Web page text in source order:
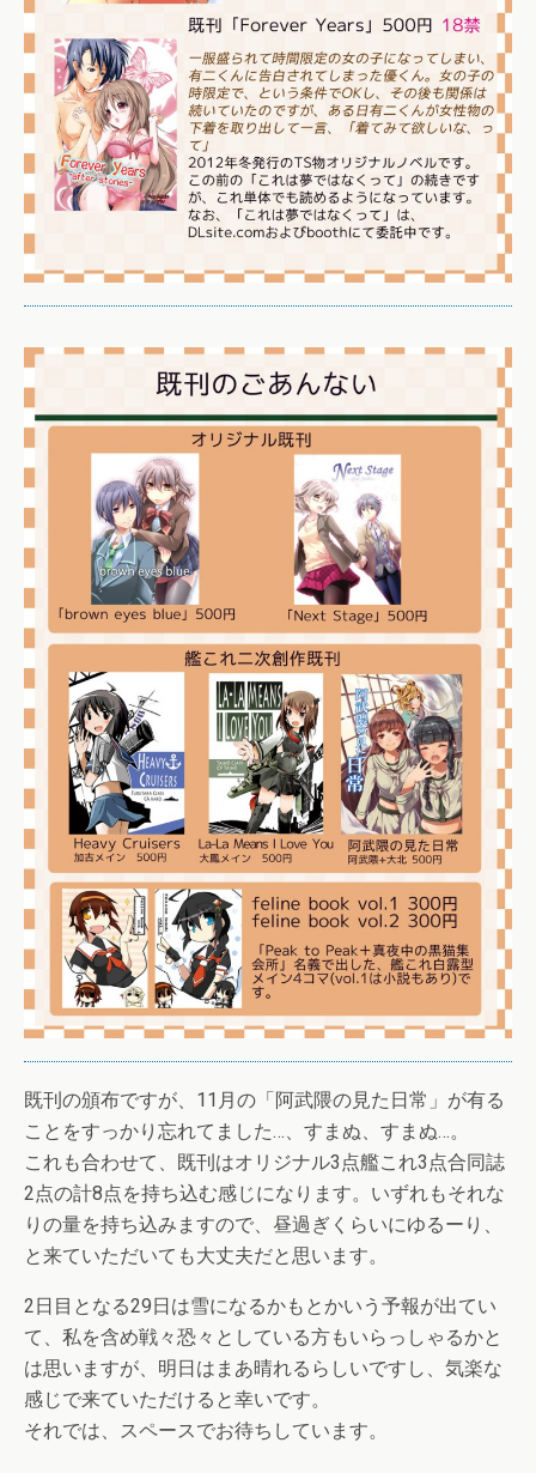
既刊の頒布ですが、11月の「阿武隈の見た日常」が有る
ことをすっかり忘れてました…、すまぬ、すまぬ…。
これも合わせて、既刊はオリジナル3点艦これ3点合同誌
2点の計8点を持ち込む感じになります。いずれもそれな
りの量を持ち込みますので、昼過ぎくらいにゆるーり、
と来ていただいても大丈夫だと思います。
2日目となる29日は雪になるかもとかいう予報が出てい
て、私を含め戦々恐々としている方もいらっしゃるかと
は思いますが、明日はまあ晴れるらしいですし、気楽な
感じで来ていただけると幸いです。
それでは、スペースでお待ちしています。